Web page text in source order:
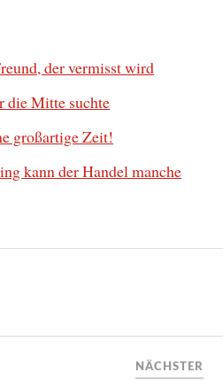
der vermisst wird
die Mitte suchte
großartige Zeit!
kann der Handel manche
NÄCHSTER